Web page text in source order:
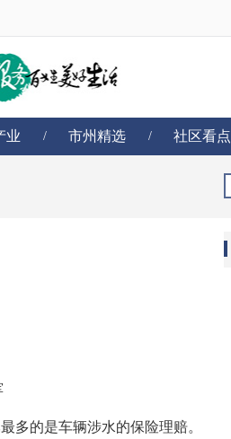
业 / 市州精选 / 社区看点
多的是车辆涉水的保险理赔。